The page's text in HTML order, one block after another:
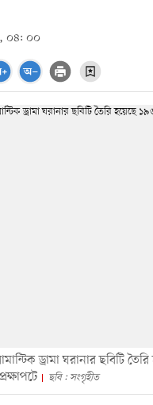
০৪: ০০
ড্রামা ঘরানার ছবিটি
ছবি : সংগৃহীত